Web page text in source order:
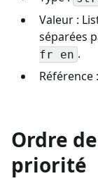
Valeur :
séparées
fr en .
Référence :
Ordre
priorité